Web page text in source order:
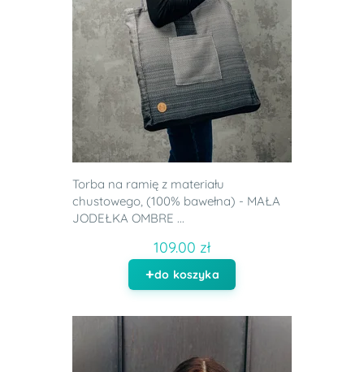
Torba na ramię z materiału
chustowego, (100% bawełna) - MAŁA
JODEŁKA OMBRE ...
109.00 zł
do koszyka